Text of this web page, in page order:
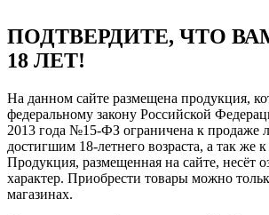
ПОДТВЕРДИТЕ, ЧТО
18 ЛЕТ!
На данном сайте размещена продукция,
федеральному закону Российской
2013 года №15-ФЗ ограничена к продаже
достигшим 18-летнего возраста, а так же
Продукция, размещенная на сайте, несёт
характер. Приобрести товары можно
магазинах.